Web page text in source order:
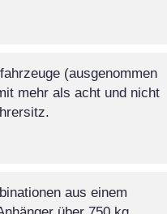
(ausgenommen
mehr als acht und nicht
aus einem